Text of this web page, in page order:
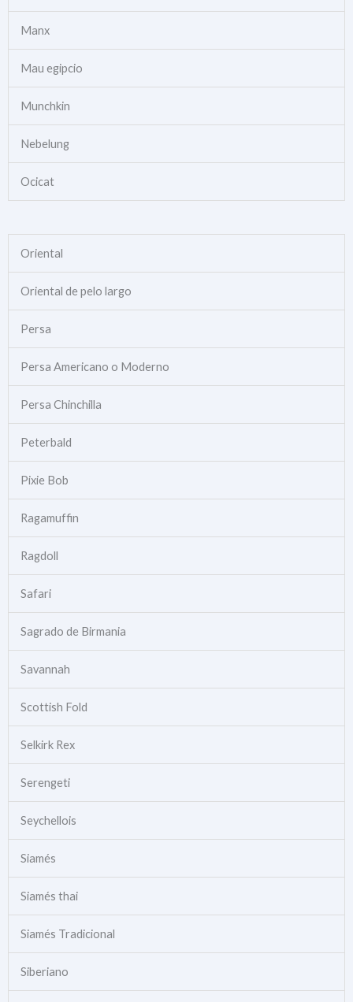
Manx
Mau egipcio
Munchkin
Nebelung
Ocicat
Oriental
Oriental de pelo largo
Persa
Persa Americano o Moderno
Persa Chinchilla
Peterbald
Pixie Bob
Ragamuffin
Ragdoll
Safari
Sagrado de Birmania
Savannah
Scottish Fold
Selkirk Rex
Serengeti
Seychellois
Siamés
Siamés thai
Siamés Tradicional
Siberiano